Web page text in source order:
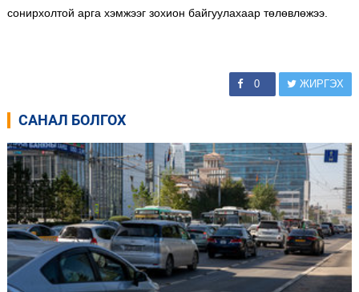
сонирхолтой арга хэмжээг зохион байгуулахаар төлөвлөжээ.
0 ЖИРГЭХ
САНАЛ БОЛГОХ